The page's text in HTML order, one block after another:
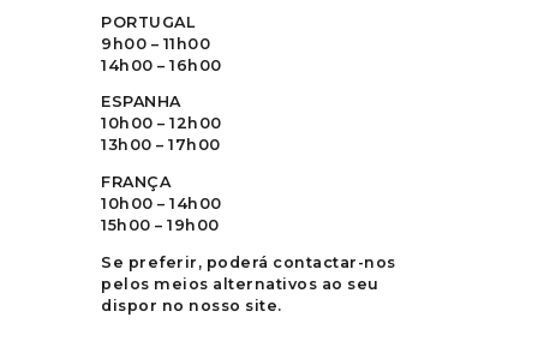
PORTUGAL
9h00 – 11h00
14h00 – 16h00
ESPANHA
10h00 – 12h00
13h00 – 17h00
FRANÇA
10h00 – 14h00
15h00 – 19h00
Se preferir, poderá contactar-nos
pelos meios alternativos ao seu
dispor no nosso site.